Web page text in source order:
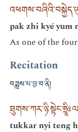
pak zhi kyé
As one of the
Recitation
བཟླས་པ་བྱ་བ་ནི།
tukkar nyi teng